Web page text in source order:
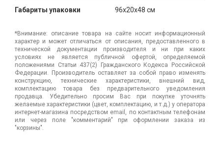
Габариты упаковки 96x20x48 см
*Внимание: описание товара на сайте носит информационный
характер и может отличаться от описания, предоставленного в
технической документации производителя и ни при каких
условиях не является публичной офертой, определяемой
положениями Статьи 437(2) Гражданского Кодекса Российской
Федерации. Производитель оставляет за собой право изменять
конструкцию, технические характеристики, внешний вид,
комплектацию товара без предварительного уведомления
продавца. Убедительно просим Вас при покупке уточнять
желаемые характеристики (цвет, комплектацию, и т.д.) у оператора
интернет-магазина посредством email, по контактным телефонам
или через поле "комментарий" при оформлении заказа из
"корзины".